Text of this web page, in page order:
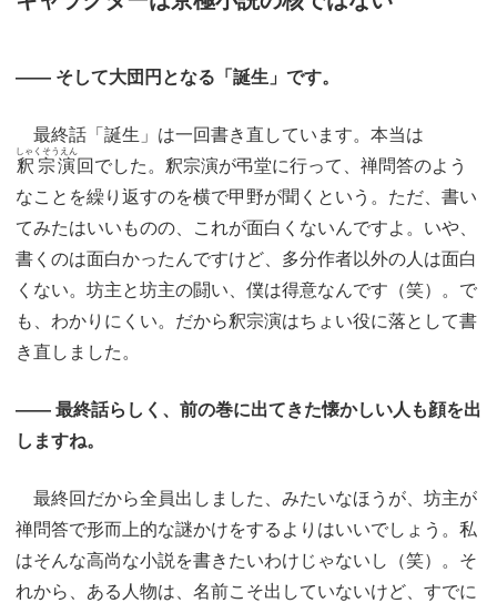
―― そして大団円となる「誕生」です。
最終話「誕生」は一回書き直しています。本当は
釈宗演
しゃくそうえん
回でした。釈宗演が弔堂に行って、禅問答のよう
なことを繰り返すのを横で甲野が聞くという。ただ、書い
てみたはいいものの、これが面白くないんですよ。いや、
書くのは面白かったんですけど、多分作者以外の人は面白
くない。坊主と坊主の闘い、僕は得意なんです（笑）。で
も、わかりにくい。だから釈宗演はちょい役に落として書
き直しました。
―― 最終話らしく、前の巻に出てきた懐かしい人も顔を出
しますね。
最終回だから全員出しました、みたいなほうが、坊主が
禅問答で形而上的な謎かけをするよりはいいでしょう。私
はそんな高尚な小説を書きたいわけじゃないし（笑）。そ
れから、ある人物は、名前こそ出していないけど、すでに